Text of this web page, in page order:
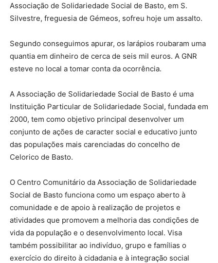
Associação de Solidariedade Social de Basto, em S.
Silvestre, freguesia de Gémeos, sofreu hoje um assalto.
Segundo conseguimos apurar, os larápios roubaram uma
quantia em dinheiro de cerca de seis mil euros. A GNR
esteve no local a tomar conta da ocorrência.
A Associação de Solidariedade Social de Basto é uma
Instituição Particular de Solidariedade Social, fundada em
2000, tem como objetivo principal desenvolver um
conjunto de ações de caracter social e educativo junto
das populações mais carenciadas do concelho de
Celorico de Basto.
O Centro Comunitário da Associação de Solidariedade
Social de Basto funciona como um espaço aberto à
comunidade e de apoio à realização de projetos e
atividades que promovem a melhoria das condições de
vida da população e o desenvolvimento local. Visa
também possibilitar ao indivíduo, grupo e famílias o
exercício do direito à cidadania e à integração social